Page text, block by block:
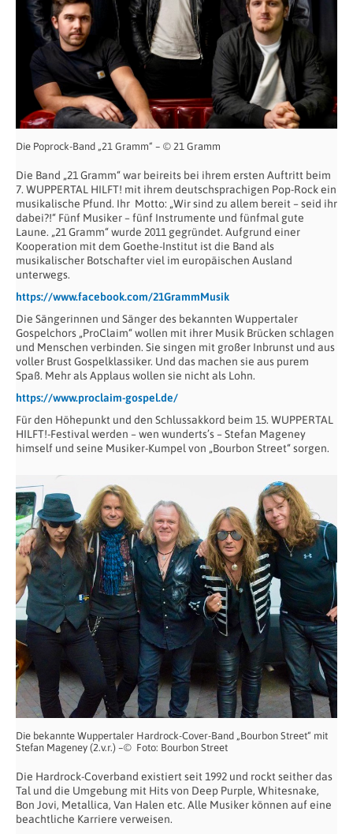
Die Poprock-Band „21 Gramm“ – © 21 Gramm
Die Band „21 Gramm“ war beireits bei ihrem ersten Auftritt beim
7. WUPPERTAL HILFT! mit ihrem deutschsprachigen Pop-Rock ein
musikalische Pfund. Ihr Motto: „Wir sind zu allem bereit – seid ihr
dabei?!“ Fünf Musiker – fünf Instrumente und fünfmal gute
Laune. „21 Gramm“ wurde 2011 gegründet. Aufgrund einer
Kooperation mit dem Goethe-Institut ist die Band als
musikalischer Botschafter viel im europäischen Ausland
unterwegs.
https://www.facebook.com/21GrammMusik
Die Sängerinnen und Sänger des bekannten Wuppertaler
Gospelchors „ProClaim“ wollen mit ihrer Musik Brücken schlagen
und Menschen verbinden. Sie singen mit großer Inbrunst und aus
voller Brust Gospelklassiker. Und das machen sie aus purem
Spaß. Mehr als Applaus wollen sie nicht als Lohn.
https://www.proclaim-gospel.de/
Für den Höhepunkt und den Schlussakkord beim 15. WUPPERTAL
HILFT!-Festival werden – wen wunderts’s – Stefan Mageney
himself und seine Musiker-Kumpel von „Bourbon Street“ sorgen.
Die bekannte Wuppertaler Hardrock-Cover-Band „Bourbon Street“ mit
Stefan Mageney (2.v.r.) –© Foto: Bourbon Street
Die Hardrock-Coverband existiert seit 1992 und rockt seither das
Tal und die Umgebung mit Hits von Deep Purple, Whitesnake,
Bon Jovi, Metallica, Van Halen etc. Alle Musiker können auf eine
beachtliche Karriere verweisen.